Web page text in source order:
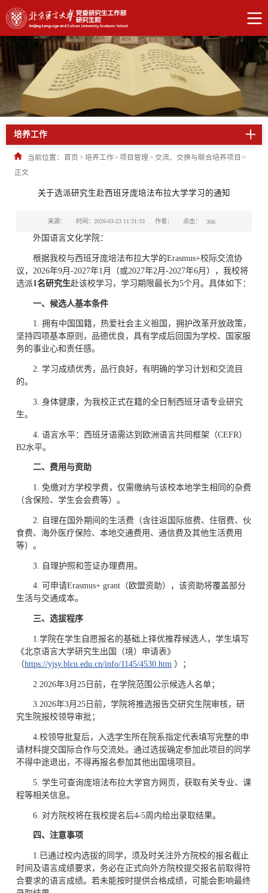
培养工作
当前位置： 首页 > 培养工作> 项目管理 > 交流、交换与联合培养项目 >
正文
关于选派研究生赴西班牙庞培法布拉大学学习的通知
来源： 时间：2026-03-23 11:31:33 作者： 点击： 306
外国语言文化学院：
根据我校与西班牙庞培法布拉大学的Erasmus+校际交流协
议，2026年9月-2027年1月（或2027年2月-2027年6月），我校将
选派1名研究生赴该校学习，学习期限最长为5个月。具体如下：
一、候选人基本条件
1. 拥有中国国籍，热爱社会主义祖国，拥护改革开放政策，
坚持四项基本原则，品德优良，具有学成后回国为学校、国家服
务的事业心和责任感。
2. 学习成绩优秀，品行良好，有明确的学习计划和交流目
的。
3. 身体健康，为我校正式在籍的全日制西班牙语专业研究
生。
4. 语言水平：西班牙语需达到欧洲语言共同框架（CEFR）
B2水平。
二、费用与资助
1. 免缴对方学校学费，仅需缴纳与该校本地学生相同的杂费
（含保险、学生会会费等）。
2. 自理在国外期间的生活费（含往返国际旅费、住宿费、伙
食费、海外医疗保险、本地交通费用、通信费及其他生活费用
等）。
3. 自理护照和签证办理费用。
4. 可申请Erasmus+ grant（欧盟资助），该资助将覆盖部分
生活与交通成本。
三、选拔程序
1.学院在学生自愿报名的基础上择优推荐候选人，学生填写
《北京语言大学研究生出国（境）申请表》
（https://yjsy.blcu.edu.cn/info/1145/4530.htm ）；
2.2026年3月25日前，在学院范围公示候选人名单；
3.2026年3月25日前，学院将推选报告交研究生院审核，研
究生院报校领导审批；
4.校领导批复后，入选学生所在院系指定代表填写完整的申
请材料提交国际合作与交流处。通过选拔确定参加此项目的同学
不得中途退出，不得再报名参加其他出国境项目。
5. 学生可查询庞培法布拉大学官方网页，获取有关专业、课
程等相关信息。
6. 对方院校将在我校提名后4-5周内给出录取结果。
四、注意事项
1.已通过校内选拔的同学，须及时关注外方院校的报名截止
时间及语言成绩要求，务必在正式向外方院校提交报名前取得符
合要求的语言成绩。若未能按时提供合格成绩，可能会影响最终